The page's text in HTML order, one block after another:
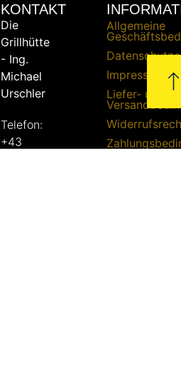
KONTAKT
Die
Grillhütte
- Ing.
Michael
Urschler
Telefon:
+43
Allgemeine
Impressum
Liefer- und